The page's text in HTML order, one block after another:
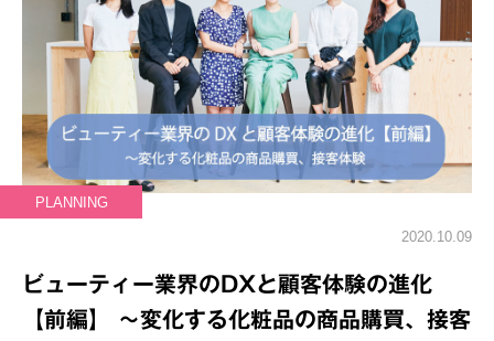
PLANNING
2020.10.09
ビューティー業界のDXと顧客体験の進化
【前編】 ～変化する化粧品の商品購買、接客